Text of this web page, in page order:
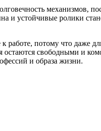
механизмов,
и устойчивые ролики
потому что даже
остаются свободными и
и образа жизни.